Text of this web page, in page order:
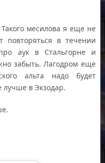
месилова я еще не
повторяться в течении
аук в Стальгорне и
забыть. Лагодром еще
альта надо будет
в Экзодар.